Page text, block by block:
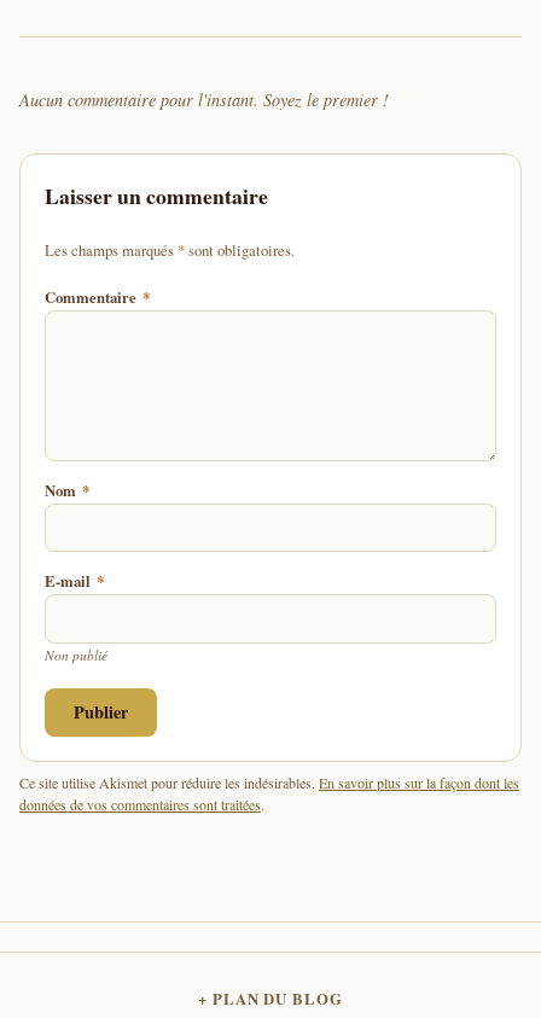
Aucun commentaire pour l'instant. Soyez le premier !
Laisser un commentaire
Les champs marqués *d'un astérisque
sont obligatoires.
Commentaire *
Nom *
E-mail *
Non publié
Ce site utilise Akismet pour réduire les indésirables. En savoir plus sur la façon dont les
données de vos commentaires sont traitées.
PLAN DU BLOG